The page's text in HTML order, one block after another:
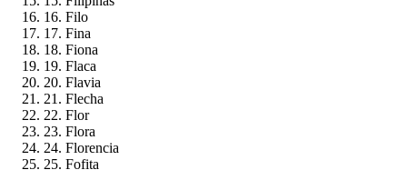
16. Filo
17. Fina
18. Fiona
19. Flaca
20. Flavia
21. Flecha
22. Flor
23. Flora
24. Florencia
25. Fofita